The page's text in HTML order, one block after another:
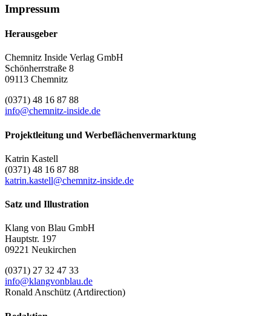
Impressum
Herausgeber
Chemnitz Inside Verlag GmbH
Schönherrstraße 8
09113 Chemnitz
(0371) 48 16 87 88
info@chemnitz-inside.de
Projektleitung und Werbeflächenvermarktung
Katrin Kastell
(0371) 48 16 87 88
katrin.kastell@chemnitz-inside.de
Satz und Illustration
Klang von Blau GmbH
Hauptstr. 197
09221 Neukirchen
(0371) 27 32 47 33
info@klangvonblau.de
Ronald Anschütz (Artdirection)